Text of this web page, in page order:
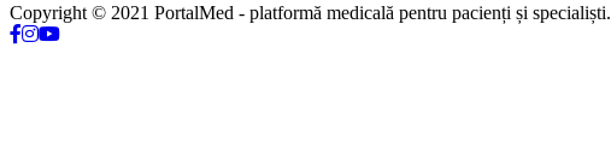
Copyright © 2021 PortalMed - platformă medicală pentru pacienți și specialiști.